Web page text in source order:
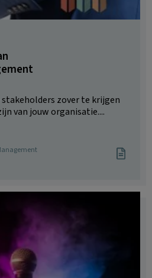
zover te krijgen
van jouw organisatie....